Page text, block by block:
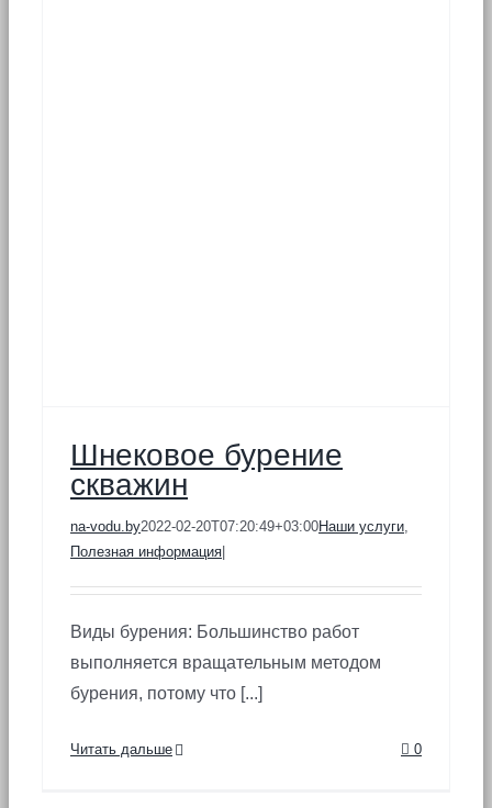
Шнековое бурение
скважин
na-vodu.by2022-02-20T07:20:49+03:00Наши услуги,
Полезная информация
Виды бурения: Большинство работ
выполняется вращательным методом
бурения, потому что [...]
Читать дальше 0